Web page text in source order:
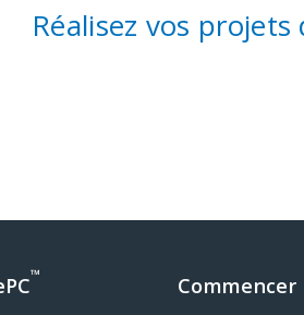
Réalisez vos
™ Commencer